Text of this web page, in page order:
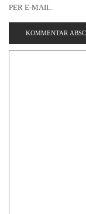
PER E-MAIL.